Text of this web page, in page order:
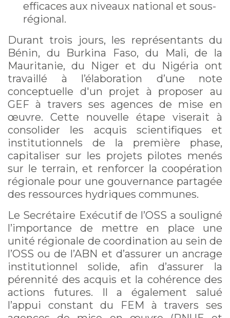
efficaces aux niveaux national et sous-
régional.
Durant trois jours, les représentants du
Bénin, du Burkina Faso, du Mali, de la
Mauritanie, du Niger et du Nigéria ont
travaillé à l’élaboration d’une note
conceptuelle d'un projet à proposer au
GEF à travers ses agences de mise en
œuvre. Cette nouvelle étape viserait à
consolider les acquis scientifiques et
institutionnels de la première phase,
capitaliser sur les projets pilotes menés
sur le terrain, et renforcer la coopération
régionale pour une gouvernance partagée
des ressources hydriques communes.
Le Secrétaire Exécutif de l’OSS a souligné
l’importance de mettre en place une
unité régionale de coordination au sein de
l’OSS ou de l’ABN et d’assurer un ancrage
institutionnel solide, afin d’assurer la
pérennité des acquis et la cohérence des
actions futures. Il a également salué
l’appui constant du FEM à travers ses